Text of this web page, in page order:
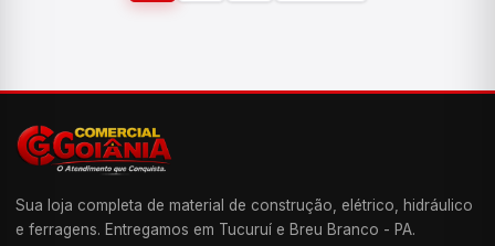
Sua loja completa de material de construção, elétrico, hidráulico
e ferragens. Entregamos em Tucuruí e Breu Branco - PA.